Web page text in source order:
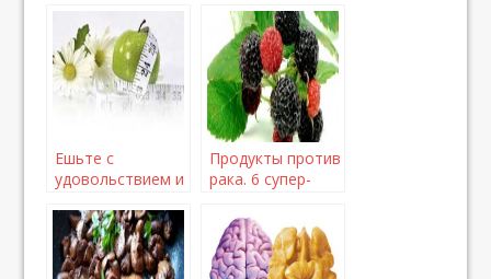
Ешьте с
удовольствием и
Продукты против
рака. 6 супер-
которые помогут
избежать рак